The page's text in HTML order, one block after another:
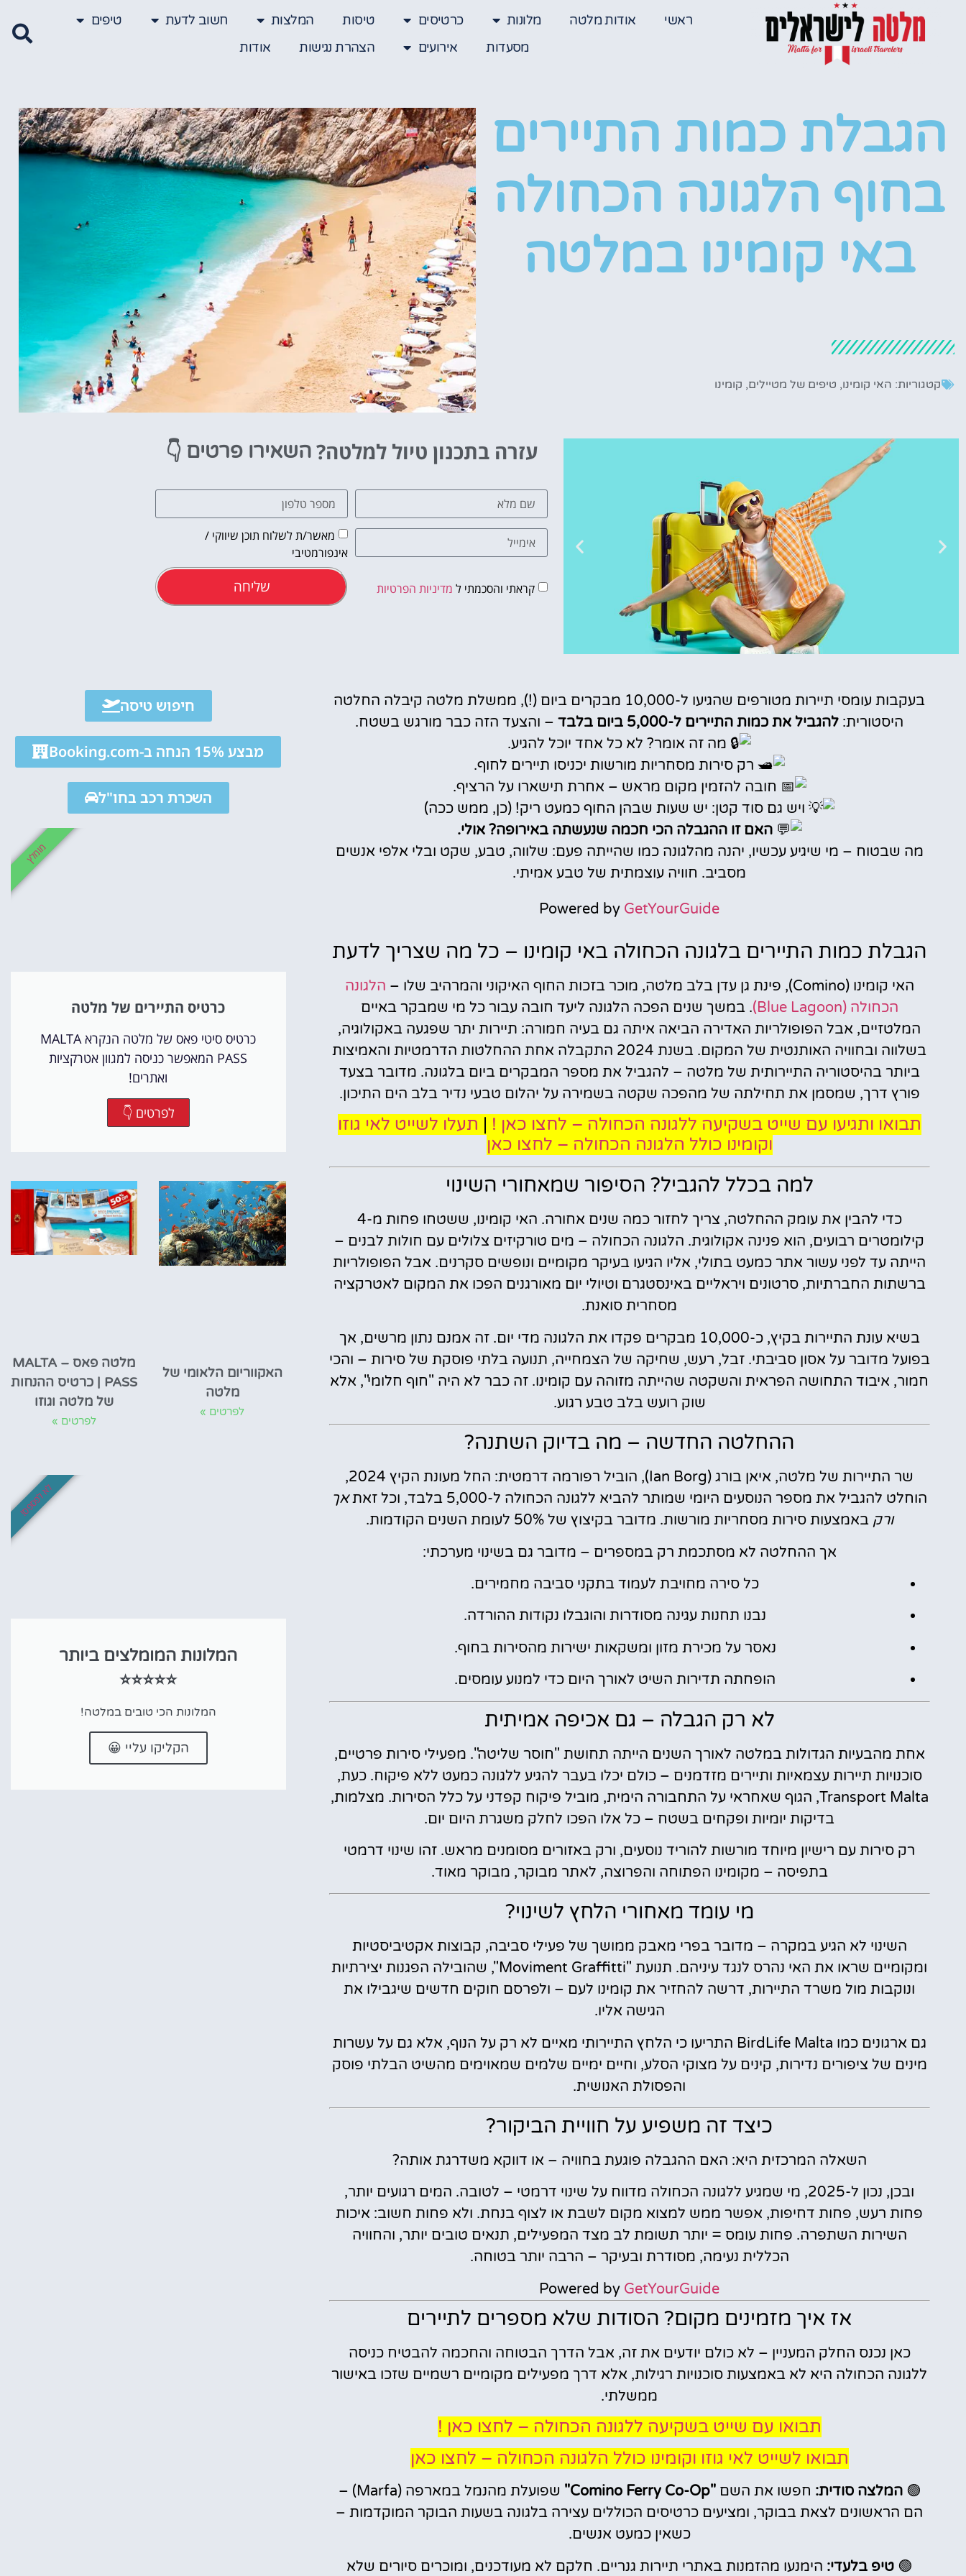
ראשי אודות מלטה מלונות כרטיסים טיסות המלצות חשוב לדעת
טיפים
מסעדות
אירועים הצהרת נגישות אודות
הגבלת כמות התיירים
בחוף הלגונה הכחולה
באי קומינו במלטה
קטגוריות: האי קומינו, טיפים של מטיילים, קומינו
טיסות
מציאת
מלונות
מציאת מלון
פה!
הפעילויות השוות
עזרה בתכנון טיול למלטה? השאירו פרטים 👇
מאשר/ת לשלוח תוכן שיווקי /
אינפורמטיבי
קראתי והסכמתי ל מדיניות הפרטיות שליחה
בעקבות עומסי תיירות מטורפים שהגיעו ל-10,000 מבקרים ביום (!), ממשלת מלטה קיבלה החלטה
היסטורית: להגביל את כמות התיירים ל-5,000 ביום בלבד
– והצעד הזה כבר מורגש בשטח.
מה זה אומר? לא כל אחד יוכל להגיע.
רק סירות מסחריות מורשות יכניסו תיירים לחוף.
חובה להזמין מקום מראש – אחרת תישארו על הרציף.
ויש גם סוד קטן: יש שעות שבהן החוף כמעט ריק! (כן, ממש ככה)
האם זו ההגבלה הכי חכמה שנעשתה באירופה? אולי.
מה שבטוח – מי שיגיע עכשיו, יהנה מהלגונה כמו שהייתה פעם: שלווה, טבע, שקט ובלי אלפי אנשים
מסביב. חוויה עוצמתית של טבע אמיתי.
Powered by GetYourGuide
הגבלת כמות התיירים בלגונה הכחולה באי קומינו – כל מה שצריך לדעת
האי קומינו (Comino), פינת גן עדן בלב מלטה, מוכר בזכות החוף האיקוני והמרהיב שלו –
הלגונה
הכחולה (Blue Lagoon)
. במשך שנים הפכה הלגונה ליעד חובה עבור כל מי שמבקר באיים
המלטזיים, אבל הפופולריות האדירה הביאה איתה גם בעיה חמורה: תיירות יתר שפגעה באקולוגיה,
בשלווה ובחוויה האותנטית של המקום. בשנת 2024 התקבלה אחת ההחלטות הדרמטיות והאמיצות
ביותר בהיסטוריה התיירותית של מלטה – להגביל את מספר המבקרים ביום בלגונה. מדובר בצעד
פורץ דרך, שמסמן את תחילתה של מהפכה שקטה בשמירה על יהלום טבעי נדיר בלב הים התיכון.
תבואו ותגיעו עם שייט בשקיעה ללגונה הכחולה – לחצו כאן ! | תעלו לשייט לאי גוזו
וקומינו כולל הלגונה הכחולה – לחצו כאן
למה בכלל להגביל? הסיפור שמאחורי השינוי
כדי להבין את עומק ההחלטה, צריך לחזור כמה שנים אחורה. האי קומינו, ששטחו פחות מ-4
קילומטרים רבועים, הוא פנינה אקולוגית. הלגונה הכחולה – מים טורקיזים צלולים עם חולות לבנים –
הייתה עד לפני עשור אתר כמעט בתולי, אליו הגיעו בעיקר מקומיים ונופשים סקרנים. אבל הפופולריות
ברשתות החברתיות, סרטונים ויראליים באינסטגרם וטיולי יום מאורגנים הפכו את המקום לאטרקציה
מסחרית סואנת.
בשיא עונת התיירות בקיץ, כ-10,000 מבקרים פקדו את הלגונה מדי יום. זה אמנם נתון מרשים, אך
בפועל מדובר על אסון סביבתי. זבל, רעש, שחיקה של הצמחייה, תנועה בלתי פוסקת של סירות – והכי
חמור, איבוד התחושה הפראית והשקטה שהייתה מזוהה עם קומינו. זה כבר לא היה "חוף חלומי", אלא
שוק רועש בלב טבע רגוע.
ההחלטה החדשה – מה בדיוק השתנה?
שר התיירות של מלטה, איאן בורג (Ian Borg), הוביל רפורמה דרמטית: החל מעונת הקיץ 2024,
הוחלט להגביל את מספר הנוסעים היומי שמותר להביא ללגונה הכחולה ל-5,000 בלבד, וכל זאת
אך
ורק באמצעות סירות מסחריות מורשות. מדובר בקיצוץ של 50% לעומת השנים הקודמות.
אך ההחלטה לא מסתכמת רק במספרים – מדובר גם בשינוי מערכתי:
כל סירה מחויבת לעמוד בתקני סביבה מחמירים.
נבנו תחנות עגינה מסודרות והוגבלו נקודות ההורדה.
נאסר על מכירת מזון ומשקאות ישירות מהסירות בחוף.
הופחתה תדירות השיט לאורך היום כדי למנוע עומסים.
לא רק הגבלה – גם אכיפה אמיתית
אחת מהבעיות הגדולות במלטה לאורך השנים הייתה תחושת "חוסר שליטה". מפעילי סירות פרטיים,
סוכנויות תיירות עצמאיות ותיירים מזדמנים – כולם יכלו בעבר להגיע ללגונה כמעט ללא פיקוח. כעת,
Transport Malta, הגוף שאחראי על התחבורה הימית, מוביל פיקוח קפדני על כלל הסירות. מצלמות,
בדיקות יומיות ופקחים בשטח – כל אלו הפכו לחלק משגרת היום יום.
רק סירות עם רישיון מיוחד מורשות להוריד נוסעים, ורק באזורים מסומנים מראש. זהו שינוי דרמטי
בתפיסה – מקומינו הפתוחה והפרוצה, לאתר מבוקר, מבוקר מאוד.
מי עומד מאחורי הלחץ לשינוי?
השינוי לא הגיע במקרה – מדובר בפרי מאבק ממושך של פעילי סביבה, קבוצות אקטיביסטיות
ומקומיים שראו את האי נהרס לנגד עיניהם. תנועת "Moviment Graffitti", שהובילה הפגנות יצירתיות
ונוקבות מול משרד התיירות, דרשה להחזיר את קומינו לעם – ולפרסם חוקים חדשים שיגבילו את
הגישה אליו.
גם ארגונים כמו BirdLife Malta התריעו כי הלחץ התיירותי מאיים לא רק על הנוף, אלא גם על עשרות
מינים של ציפורים נדירות, קינים על מצוקי הסלע, וחיים ימיים שלמים שמאוימים מהשיט הבלתי פוסק
והפסולת האנושית.
כיצד זה משפיע על חוויית הביקור?
השאלה המרכזית היא: האם ההגבלה פוגעת בחוויה – או דווקא משדרגת אותה?
ובכן, נכון ל-2025, מי שמגיע ללגונה הכחולה מדווח על שינוי דרמטי – לטובה. המים רגועים יותר,
פחות רעש, פחות דחיפות, אפשר ממש למצוא מקום לשבת או לצוף בנחת. ולא פחות חשוב: איכות
השירות השתפרה. פחות עומס = יותר תשומת לב מצד המפעילים, תנאים טובים יותר, והחוויה
הכללית נעימה, מסודרת ובעיקר – הרבה יותר בטוחה.
Powered by GetYourGuide
אז איך מזמינים מקום? הסודות שלא מספרים לתיירים
כאן נכנס החלק המעניין – לא כולם יודעים את זה, אבל הדרך הבטוחה והחכמה להבטיח כניסה
ללגונה הכחולה היא לא באמצעות סוכנויות רגילות, אלא דרך מפעילים מקומיים רשמיים שזכו באישור
ממשלתי.
תבואו עם שייט בשקיעה ללגונה הכחולה – לחצו כאן !
תבואו לשייט לאי גוזו וקומינו כולל הלגונה הכחולה – לחצו כאן
🟢המלצה סודית: חפשו את השם"Comino Ferry Co-Op"
שפועלת מהנמל במארפה (Marfa) –
הם הראשונים לצאת בבוקר, ומציעים כרטיסים הכוללים עצירה בלגונה בשעות הבוקר המוקדמות –
כשאין כמעט אנשים.
🟢 טיפ בלעדי: הימנעו מהזמנות באתרי תיירות גנריים. חלקם לא מעודכנים, ומוכרים סיורים שלא
חיפוש טיסה
מבצע 15% הנחה ב-Booking.com
השכרת רכב בחו"ל
כרטיס התיירים של מלטה
כרטיס סיטי פאס של מלטה הנקרא MALTA
PASS המאפשר כניסה למגוון אטרקציות
ואתרים!
לפרטים 👇
מומלץ
האקווריום הלאומי של
מלטה
לפרטים »
מלטה פאס – MALTA
PASS | כרטיס ההנחות
של מלטה וגוזו
לפרטים »
המלונות המומלצים ביותר
⭐⭐⭐⭐⭐
המלונות הכי טובים במלטה!
הקליקו עליי 😀
לא לפספס!